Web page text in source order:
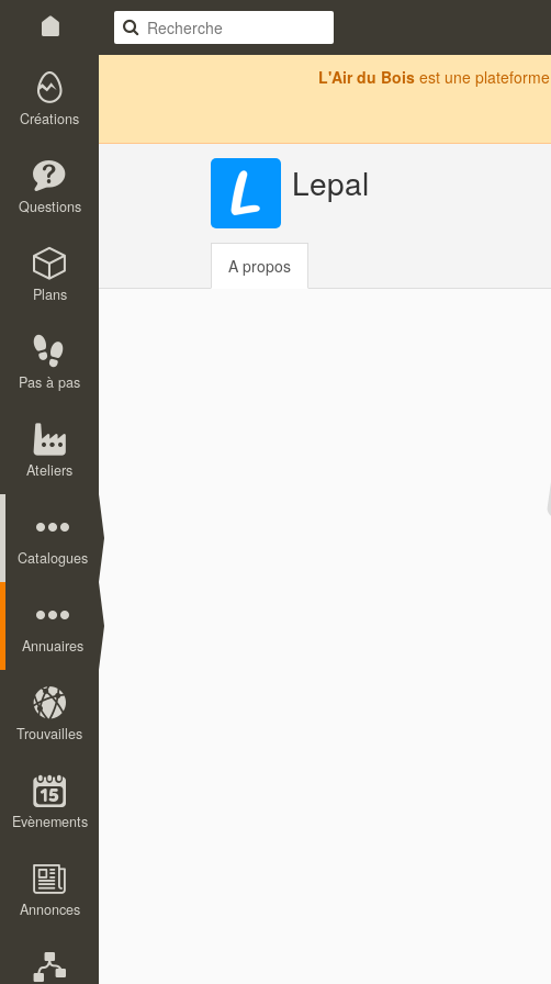
Créations
Questions
Plans
Pas à pas
Ateliers
Catalogues
Annuaires
Trouvailles
Evènements
Annonces
L'Air du Bois est une plateforme
Lepal
A propos